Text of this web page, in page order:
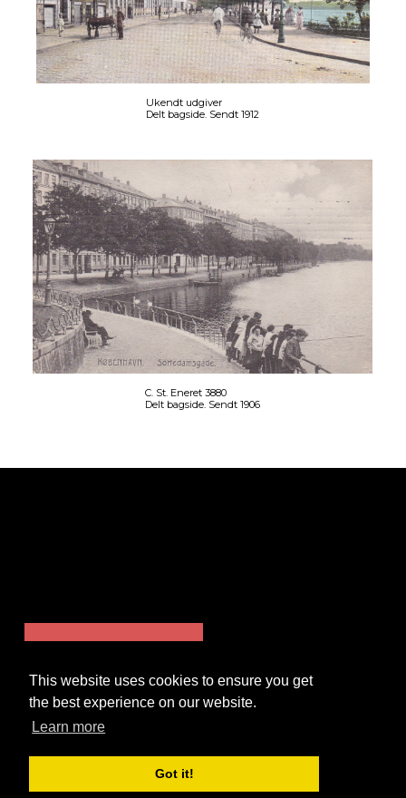
This website uses cookies to ensure you get
the best experience on our website.
Learn more
Got it!
Ukendt udgiver
Delt bagside. Sendt 1912
C. St. Eneret 3880
Delt bagside. Sendt 1906